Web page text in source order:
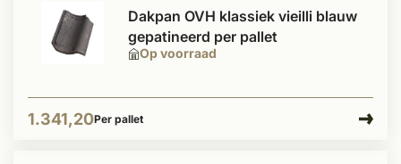
Op voorraad
Dakpan OVH klassiek vieilli blauw
gepatineerd per pallet
1.341,20Per pallet